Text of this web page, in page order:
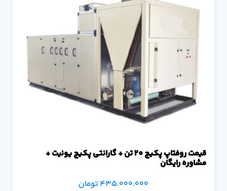
قیمت روفتاپ پکیج 20 تن + گارانتی پکیج یونیت +
مشاوره رایگان
435.000.000تومان